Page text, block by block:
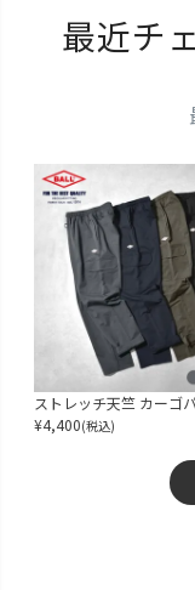
最近チ
ストレッチ天竺 カーゴ
¥4,400(税込)